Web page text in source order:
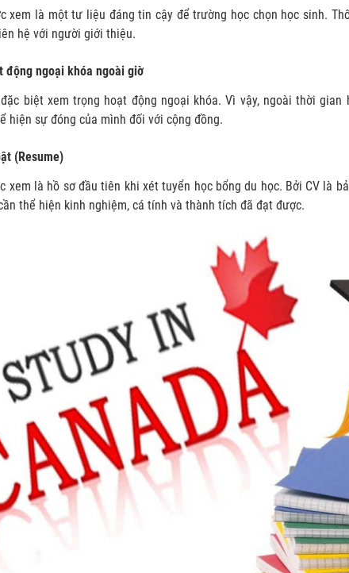
xem là một tư liệu đáng tin cậy để trường học chọn học sinh.
hệ với người giới thiệu.
động ngoại khóa ngoài giờ
đặc biệt xem trọng hoạt động ngoại khóa. Vì vậy, ngoài thời
hiện sự đóng của mình đối với cộng đồng.
(Resume)
xem là hồ sơ đầu tiên khi xét tuyển học bổng du học. Bởi CV là
thể hiện kinh nghiệm, cá tính và thành tích đã đạt được.